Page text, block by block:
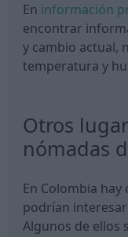
En información
encontrar
y cambio actual,
temperatura y
Otros
nómadas
En Colombia
podrían
Algunos de ellos